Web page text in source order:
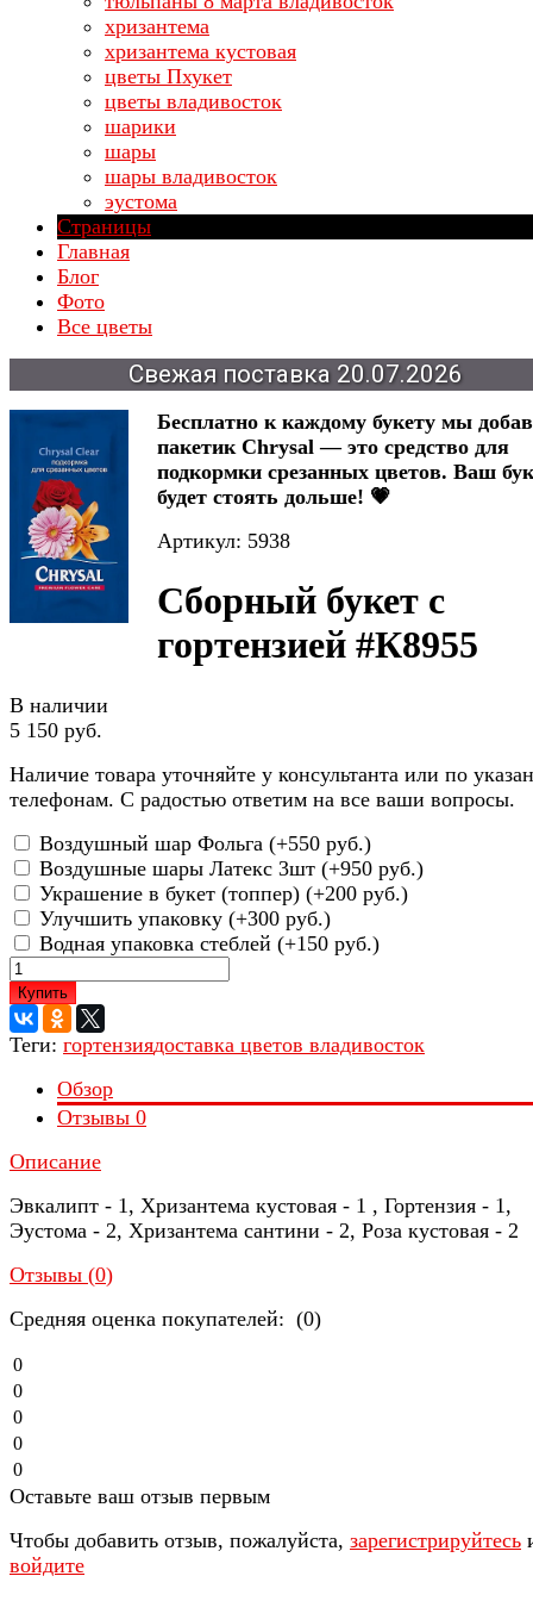
хризантема
хризантема кустовая
цветы Пхукет
цветы владивосток
шарики
шары
шары владивосток
эустома
Страницы
Главная
Блог
Фото
Все цветы
Свежая поставка 20.07.2026
Бесплатно к каждому букету мы
пакетик Chrysal — это средство для
подкормки срезанных цветов. Ваш
будет стоять дольше! 💗
Артикул: 5938
Сборный букет с
гортензией #К8955
В наличии
5 150 руб.
Наличие товара уточняйте у консультанта или по
телефонам. С радостью ответим на все ваши вопросы.
Воздушный шар Фольга (+550 руб.)
Воздушные шары Латекс 3шт (+950 руб.)
Украшение в букет (топпер) (+200 руб.)
Улучшить упаковку (+300 руб.)
Водная упаковка стеблей (+150 руб.)
Купить
Теги: гортензиядоставка цветов владивосток
Обзор
Отзывы 0
Описание
Эвкалипт - 1, Хризантема кустовая - 1 , Гортензия - 1,
Эустома - 2, Хризантема сантини - 2, Роза кустовая - 2
Отзывы (0)
Средняя оценка покупателей: (0)
0
0
0
0
0
Оставьте ваш отзыв первым
Чтобы добавить отзыв, пожалуйста, зарегистрируйтесь
войдите